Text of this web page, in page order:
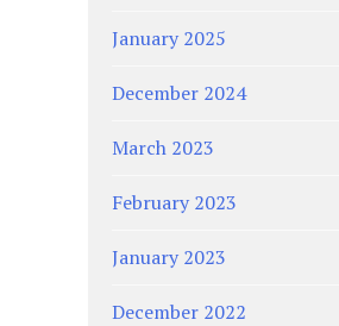
January 2025
December 2024
March 2023
February 2023
January 2023
December 2022